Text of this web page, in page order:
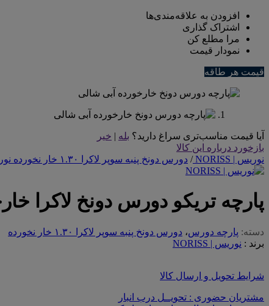
افزودن به علاقه‌مندی‌ها
اشتراک گذاری
مرا مطلع کن
نمودار قیمت
قیمت هر طاقه
آیا قیمت مناسب‌تری سراغ دارید؟ بله | خیر
بازخورد درباره این کالا
نوریس | NORISS
/ دورس دونخ پنبه سوپر لاکرا ۱.۳۰ خار نخورده نوریس | NORISS
پارچه تریکو دورس دونخ لاکرا
دسته: پارچه دورس، دورس دونخ پنبه سوپر لاکرا ۱.۳۰ خار نخورده
برند : نوریس | NORISS
شرایط تحویل و ارسال کالا
مشتریان حضوری : تحویــل درب انبار